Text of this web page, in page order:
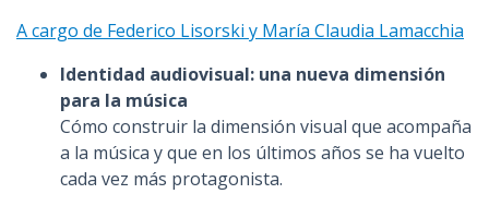
A cargo de Federico Lisorski y María Claudia Lamacchia
Identidad audiovisual: una nueva dimensión
para la música
Cómo construir la dimensión visual que acompaña
a la música y que en los últimos años se ha vuelto
cada vez más protagonista.